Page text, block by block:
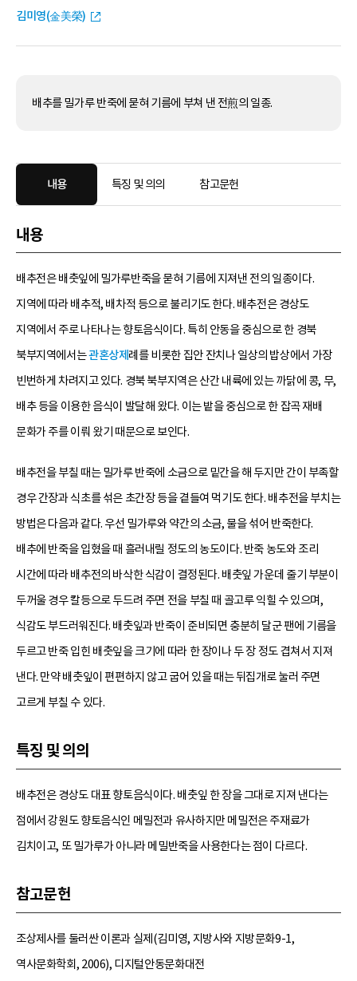
김미영(金美榮)
배추를 밀가루 반죽에 묻혀 기름에 부쳐 낸 전煎의 일종.
내용 특징 및 의의 참고문헌
내용
배추전은 배춧잎에 밀가루반죽을 묻혀 기름에 지져낸 전의 일종이다.
지역에 따라 배추적, 배차적 등으로 불리기도 한다. 배추전은 경상도
지역에서 주로 나타나는 향토음식이다. 특히 안동을 중심으로 한 경북
북부지역에서는관혼상제 례를 비롯한 집안 잔치나 일상의 밥상에서 가장
빈번하게 차려지고 있다. 경북 북부지역은 산간 내륙에 있는 까닭에 콩, 무,
배추 등을 이용한 음식이 발달해 왔다. 이는 밭을 중심으로 한 잡곡 재배
문화가 주를 이뤄 왔기 때문으로 보인다.
배추전을 부칠 때는 밀가루 반죽에 소금으로 밑간을 해 두지만 간이 부족할
경우 간장과 식초를 섞은 초간장 등을 곁들여 먹기도 한다. 배추전을 부치는
방법은 다음과 같다. 우선 밀가루와 약간의 소금, 물을 섞어 반죽한다.
배추에 반죽을 입혔을 때 흘러내릴 정도의 농도이다. 반죽 농도와 조리
시간에 따라 배추전의 바삭한 식감이 결정된다. 배춧잎 가운데 줄기 부분이
두꺼울 경우 칼등으로 두드려 주면 전을 부칠 때 골고루 익힐 수 있으며,
식감도 부드러워진다. 배춧잎과 반죽이 준비되면 충분히 달군 팬에 기름을
두르고 반죽 입힌 배춧잎을 크기에 따라 한 장이나 두 장 정도 겹쳐서 지져
낸다. 만약 배춧잎이 편편하지 않고 굽어 있을 때는 뒤집개로 눌러 주면
고르게 부칠 수 있다.
특징 및 의의
배추전은 경상도 대표 향토음식이다. 배춧잎 한 장을 그대로 지져 낸다는
점에서 강원도 향토음식인 메밀전과 유사하지만 메밀전은 주재료가
김치이고, 또 밀가루가 아니라 메밀반죽을 사용한다는 점이 다르다.
참고문헌
조상제사를 둘러싼 이론과 실제(김미영, 지방사와 지방문화9-1,
역사문화학회, 2006), 디지털안동문화대전